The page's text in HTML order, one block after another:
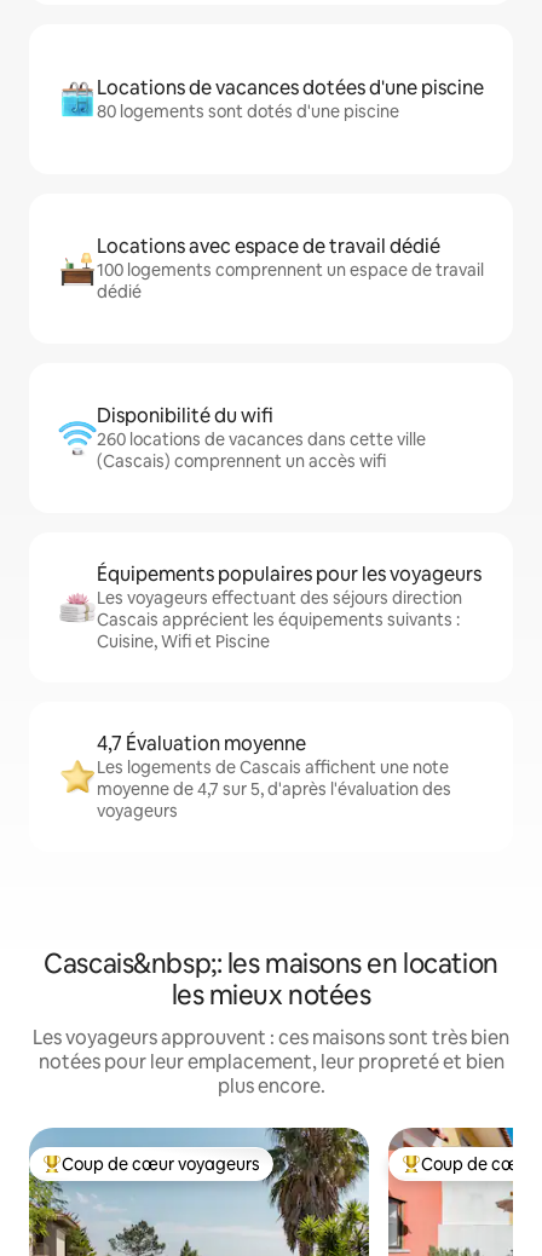
Locations de vacances dotées d'une piscine
80 logements sont dotés d'une piscine
Locations avec espace de travail dédié
100 logements comprennent un espace de travail
dédié
Disponibilité du wifi
260 locations de vacances dans cette ville
(Cascais) comprennent un accès wifi
Équipements populaires pour les voyageurs
Les voyageurs effectuant des séjours direction
Cascais apprécient les équipements suivants :
Cuisine, Wifi et Piscine
4,7 Évaluation moyenne
Les logements de Cascais affichent une note
moyenne de 4,7 sur 5, d'après l'évaluation des
voyageurs
Cascais&nbsp;: les maisons en location
les mieux notées
Les voyageurs approuvent : ces maisons sont très bien
notées pour leur emplacement, leur propreté et bien
plus encore.
Coups de cœur voyageurs les plus appréciés
Coup de cœur voyageurs Coups de cœur
Coup de cœur